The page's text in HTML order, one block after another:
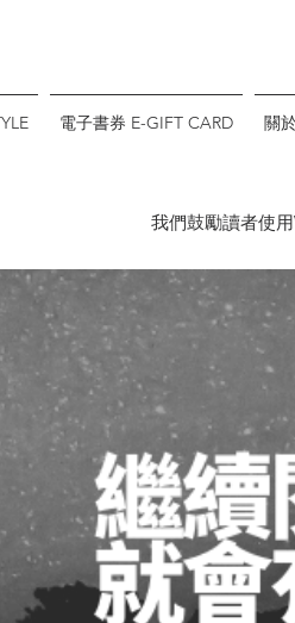
電子書券 E-GIFT CARD 關
我們鼓勵讀者使